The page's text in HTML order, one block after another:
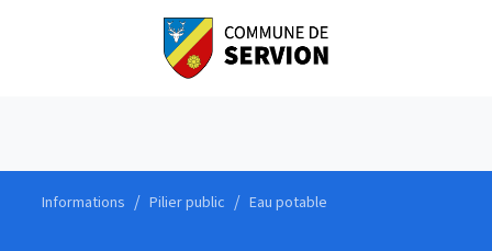
Informations Pilier public Eau potable